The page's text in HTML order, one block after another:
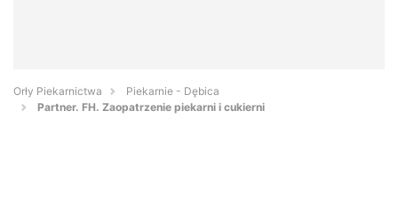
Orły Piekarnictwa
Piekarnie - Dębica
Partner. FH. Zaopatrzenie piekarni i cukierni